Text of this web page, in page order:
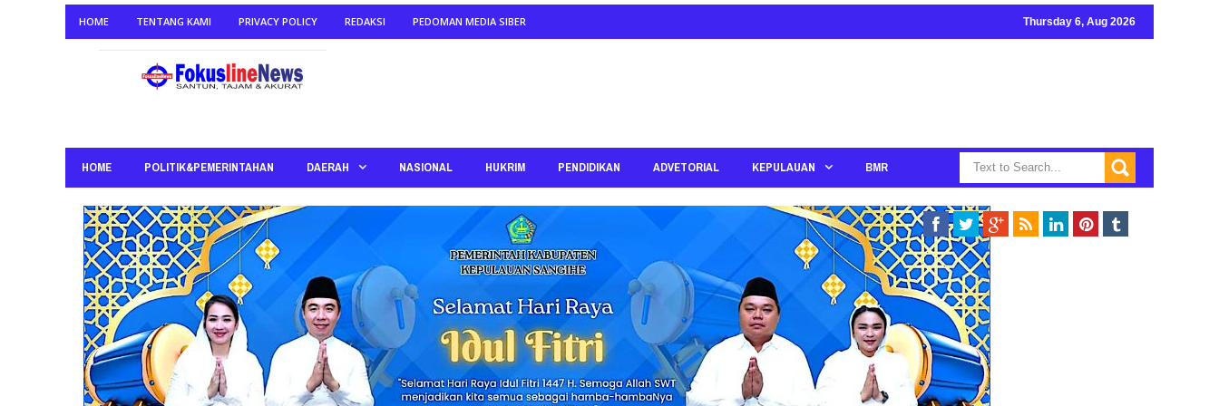
HOME TENTANG KAMI PRIVACY POLICY REDAKSI PEDOMAN MEDIA SIBER Thursday 6, Aug 2026
HOME POLITIK&PEMERINTAHAN DAERAH NASIONAL HUKRIM PENDIDIKAN ADVETORIAL KEPULAUAN BMR